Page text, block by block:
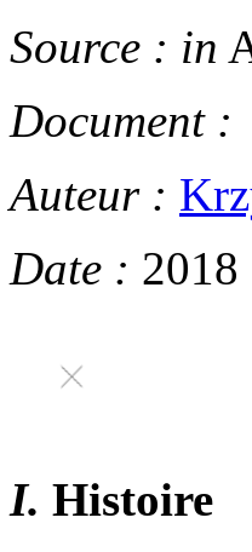
Source : in
Document :
Auteur :
Date : 2018
I. Histoire